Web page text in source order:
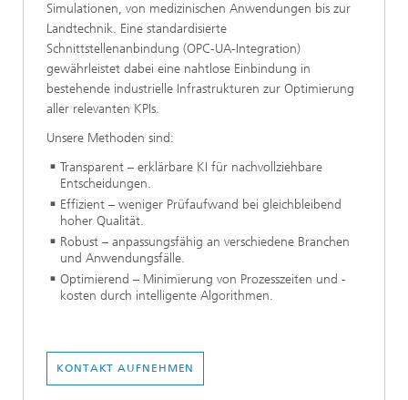
Simulationen, von medizinischen Anwendungen bis zur
Landtechnik. Eine standardisierte
Schnittstellenanbindung (OPC-UA-Integration)
gewährleistet dabei eine nahtlose Einbindung in
bestehende industrielle Infrastrukturen zur Optimierung
aller relevanten KPIs.
Unsere Methoden sind:
Transparent – erklärbare KI für nachvollziehbare
Entscheidungen.
Effizient – weniger Prüfaufwand bei gleichbleibend
hoher Qualität.
Robust – anpassungsfähig an verschiedene Branchen
und Anwendungsfälle.
Optimierend – Minimierung von Prozesszeiten und -
kosten durch intelligente Algorithmen.
KONTAKT AUFNEHMEN